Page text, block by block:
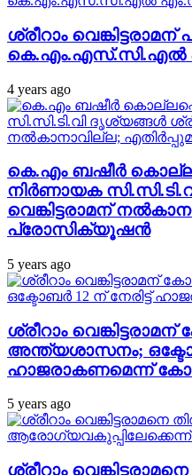
ശ്രീറാം
കെ.എം.എസ്.സി.എല്‍
4 years ago
കെ.എം ബഷീര്‍
നിര്‍ണായക
വെങ്കിട്ടരാമന്
പ്രോസിക്യൂഷന്‍
5 years ago
ശ്രീറാം
അന്ത്യശാസനം;
ഹാജരാകണമെന്ന്
5 years ago
ശ്രീറാം